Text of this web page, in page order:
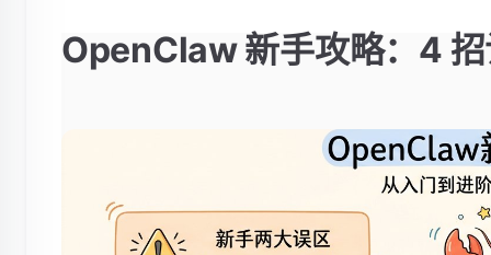
OpenClaw 新手攻略：4